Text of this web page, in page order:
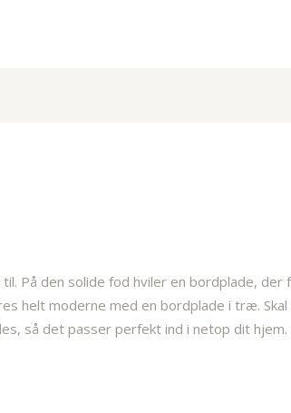
På den solide fod hviler en bordplade,
helt moderne med en bordplade i træ.
så det passer perfekt ind i netop dit hjem.